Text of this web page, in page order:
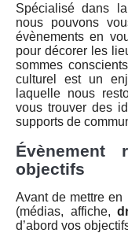
Spécialisé dans
nous pouvons
évènements en
pour décorer les
sommes
culturel est un
laquelle nous
vous trouver des
supports de
objectifs
Avant de mettre en
(médias, affiche,
d’abord vos